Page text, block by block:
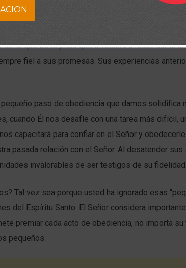
obedeció a Dios. Por orden del Señor dejó su
que se le pidió que ofreciera a Isaac como
fiel a sus promesas. Sus experiencias
pequeño paso de obediencia que damos solidifica
cuando Él nos desafíe con una tarea más difícil,
capacitará para confiar en el Señor y
pasada relación con el Señor. Al desatender sus
invalorables de ser testigos de su fidelidad.
Tal vez sea porque usted ha ignorado esas
del Espíritu Santo. El Señor considera
premiar cada acto de obediencia, no importa su
pequeños.